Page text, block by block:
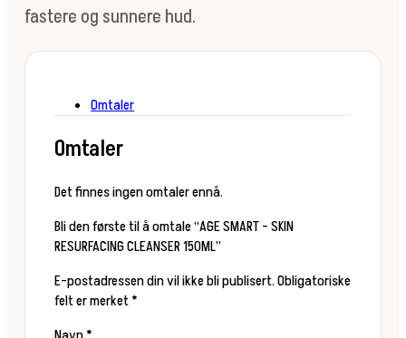
fastere og sunnere hud.
Omtaler
Omtaler
Det finnes ingen omtaler ennå.
Bli den første til å omtale “AGE SMART – SKIN
RESURFACING CLEANSER 150ML”
E-postadressen din vil ikke bli publisert.Obligatoriske
felt er merket*